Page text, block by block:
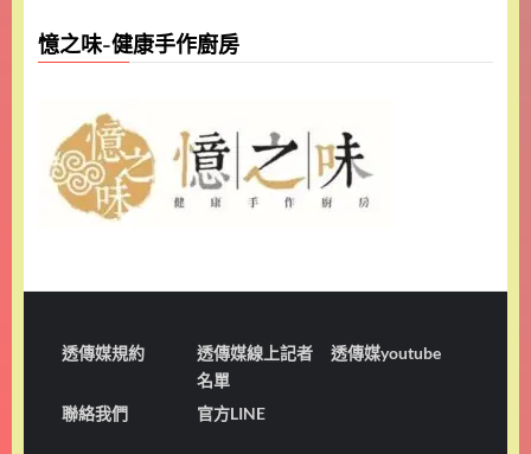
憶之味-健康手作廚房
透傳媒規約
透傳媒線上記者
名單
透傳媒youtube
聯絡我們 官方LINE